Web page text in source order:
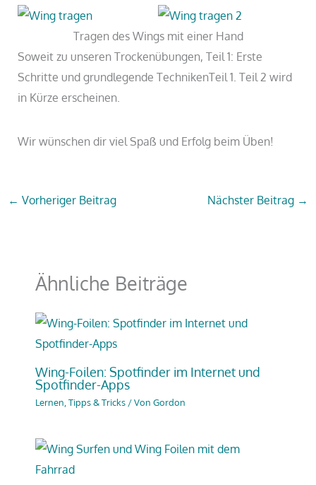
Tragen des Wings mit einer Hand
Soweit zu unseren Trockenübungen, Teil 1: Erste
Schritte und grundlegende TechnikenTeil 1. Teil 2 wird
in Kürze erscheinen.
Wir wünschen dir viel Spaß und Erfolg beim Üben!
← Vorheriger Beitrag Nächster Beitrag →
Ähnliche Beiträge
Wing-Foilen: Spotfinder im Internet und
Spotfinder-Apps
Lernen, Tipps & Tricks/ Von Gordon